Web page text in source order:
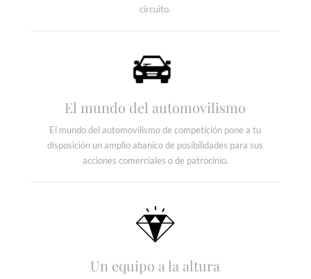
circuito.
El mundo del automovilismo
El mundo del automovilismo de competición pone a tu
disposición un amplio abanico de posibilidades para sus
acciones comerciales o de patrocinio.
Un equipo a la altura